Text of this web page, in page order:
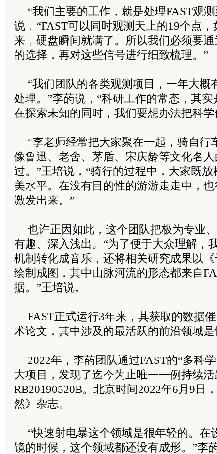
“我们主要的工作，就是处理FAST观
说，“FAST可以同时观测天上的19个点
来，硬盘瞬间就满了。所以我们必须要
的选择，再对这些信号进行细致梳理。”
“我们团队的各类观测项目，一年大概
处理。”李菂说，“科研工作的常态，其
在探索未知的同时，我们要想办法把科
“李老师经常把大家聚在一起，骑自行
像鲁迅、老舍、茅盾、宋庆龄等文化名
过。”王培说，“骑行的过程中，大家既
美水平。在没有目的性的游游走走中，
激发出来。”
也许正因如此，这个团队把极为专业
有趣、深入浅出。“为了便于大众理解，
机制转化成音乐，还将相关研究成果以
绘制成图，其中山脉河流的形态都来自
据。”王培说。
FAST正式运行3年来，其获取的数据
术论文，其中涉及的最活跃的前沿领域
2022年，李菂团队通过FAST的“多科
大项目，发现了迄今为止唯一一例持续
RB20190520B。北京时间2022年6月9日
然》杂志。
“快速射电暴这个领域是很年轻的。在
镜的时候，这个领域都还没有成形。”李